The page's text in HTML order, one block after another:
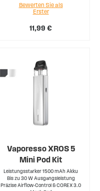
11,99 €
Bewerten Sie als
Erster
Vaporesso XROS 5
Mini Pod Kit
Leistungsstarker 1500 mAh Akku
Bis zu 30 W Ausgangsleistung
Präzise Airflow-Control & COREX 3.0